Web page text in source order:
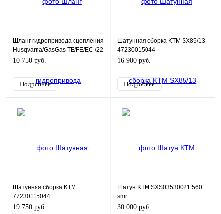
Шланг гидропривода сцепления
Husqvarna/GasGas TE/FE/EC /22
A54032063000
10 750 руб.
Подробнее
Шатунная сборка KTM SX85/13
47230015044
16 900 руб.
Подробнее
Шатунная сборка KTM
77230115044
19 750 руб.
Шатун KTM SXS03530021 560
smr
30 000 руб.